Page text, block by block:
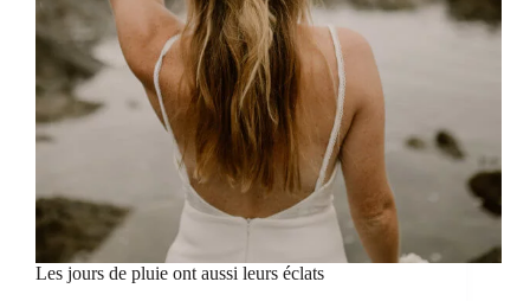
Les jours de pluie ont aussi leurs éclats